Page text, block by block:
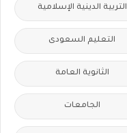
التربية الدينية الإسلامية
التعليم السعودى
الثانوية العامة
الجامعات